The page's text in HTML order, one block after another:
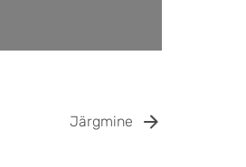
Järgmine